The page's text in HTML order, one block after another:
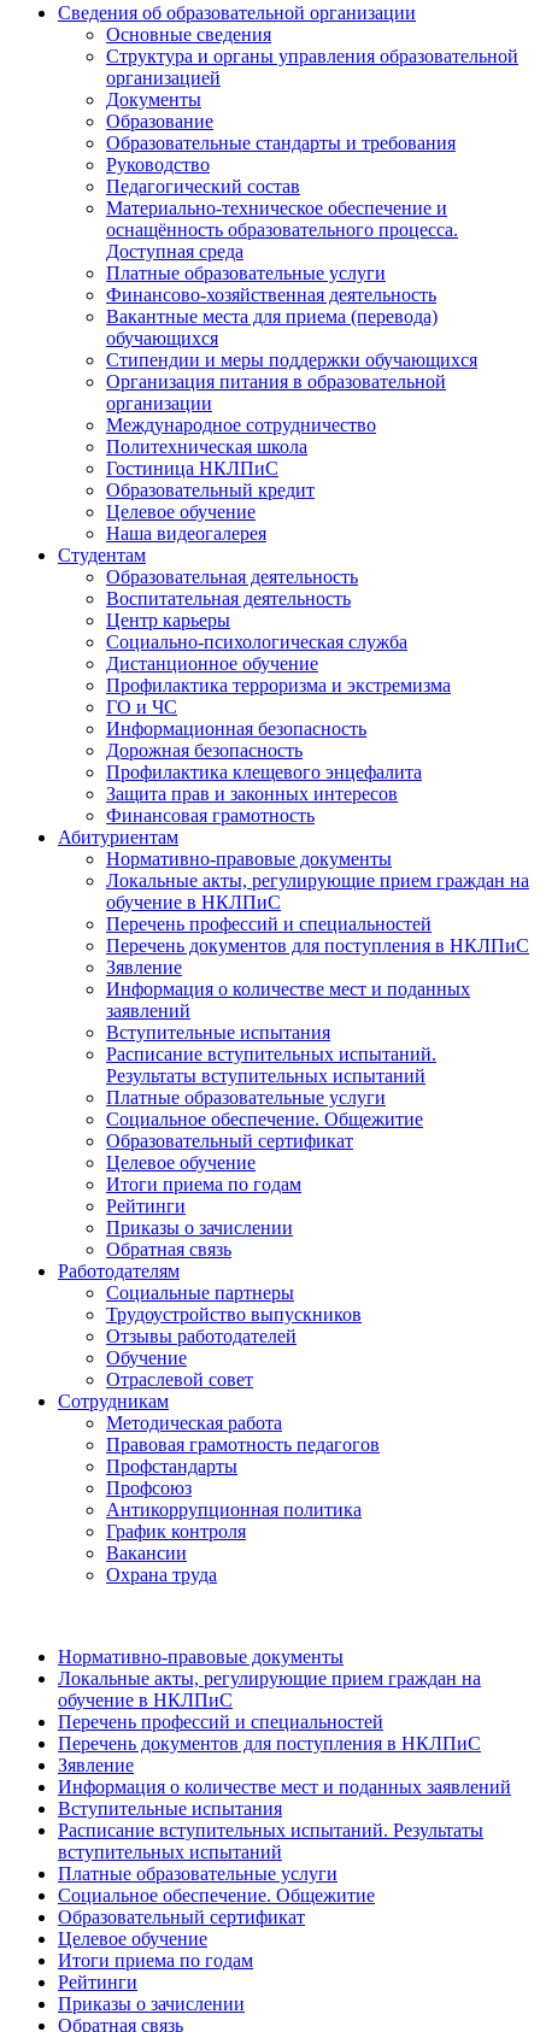
Сведения об образовательной организации
Основные сведения
Структура и органы управления образовательной
организацией
Документы
Образование
Образовательные стандарты и требования
Руководство
Педагогический состав
Материально-техническое обеспечение и
оснащённость образовательного процесса.
Доступная среда
Платные образовательные услуги
Финансово-хозяйственная деятельность
Вакантные места для приема (перевода)
обучающихся
Стипендии и меры поддержки обучающихся
Организация питания в образовательной
организации
Международное сотрудничество
Политехническая школа
Гостиница НКЛПиС
Образовательный кредит
Целевое обучение
Наша видеогалерея
Студентам
Образовательная деятельность
Воспитательная деятельность
Центр карьеры
Социально-психологическая служба
Дистанционное обучение
Профилактика терроризма и экстремизма
ГО и ЧС
Информационная безопасность
Дорожная безопасность
Профилактика клещевого энцефалита
Защита прав и законных интересов
Финансовая грамотность
Абитуриентам
Нормативно-правовые документы
Локальные акты, регулирующие прием граждан на
обучение в НКЛПиС
Перечень профессий и специальностей
Перечень документов для поступления в НКЛПиС
Зявление
Информация о количестве мест и поданных
заявлений
Вступительные испытания
Расписание вступительных испытаний.
Результаты вступительных испытаний
Платные образовательные услуги
Социальное обеспечение. Общежитие
Образовательный сертификат
Целевое обучение
Итоги приема по годам
Рейтинги
Приказы о зачислении
Обратная связь
Работодателям
Социальные партнеры
Трудоустройство выпускников
Отзывы работодателей
Обучение
Отраслевой совет
Сотрудникам
Методическая работа
Правовая грамотность педагогов
Профстандарты
Профсоюз
Антикоррупционная политика
График контроля
Вакансии
Охрана труда
Нормативно-правовые документы
Локальные акты, регулирующие прием граждан на
обучение в НКЛПиС
Перечень профессий и специальностей
Перечень документов для поступления в НКЛПиС
Зявление
Информация о количестве мест и поданных заявлений
Вступительные испытания
Расписание вступительных испытаний. Результаты
вступительных испытаний
Платные образовательные услуги
Социальное обеспечение. Общежитие
Образовательный сертификат
Целевое обучение
Итоги приема по годам
Рейтинги
Приказы о зачислении
Обратная связь